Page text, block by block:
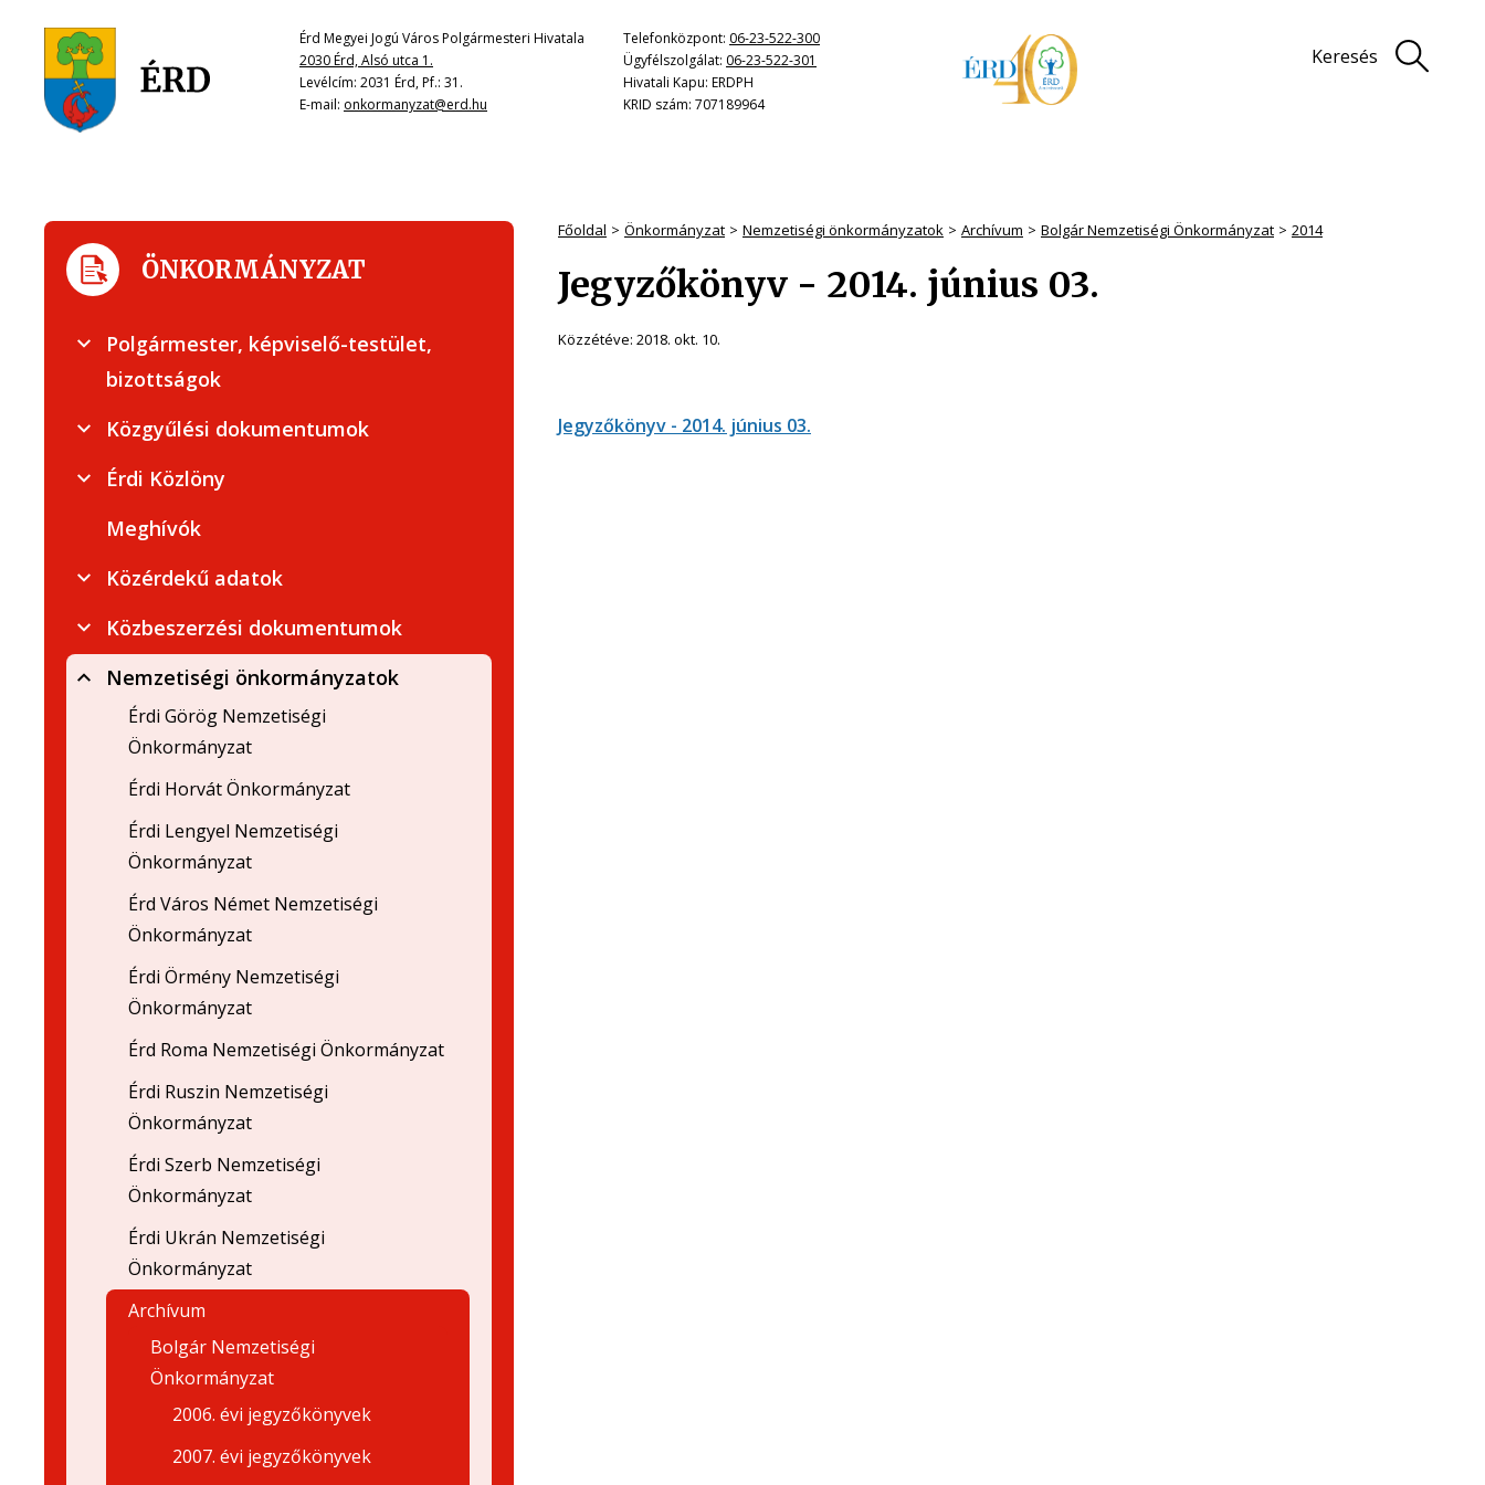
Érd Megyei Jogú Város Polgármesteri Hivatala
2030 Érd, Alsó utca 1.
Levélcím: 2031 Érd, Pf.: 31.
E-mail: onkormanyzat@erd.hu
Telefonközpont: 06-23-522-300
Ügyfélszolgálat: 06-23-522-301
Hivatali Kapu: ERDPH
KRID szám: 707189964
Keresés
Főoldal Önkormányzat Nemzetiségi önkormányzatok Archívum Bolgár Nemzetiségi Önkormányzat 2014
Jegyzőkönyv - 2014. június 03.
Közzétéve: 2018. okt. 10.
Jegyzőkönyv - 2014. június 03.
ÖNKORMÁNYZAT
Polgármester, képviselő-testület,
bizottságok
Közgyűlési dokumentumok
Érdi Közlöny
Meghívók
Közérdekű adatok
Közbeszerzési dokumentumok
Nemzetiségi önkormányzatok
Érdi Görög Nemzetiségi
Önkormányzat
Érdi Horvát Önkormányzat
Érdi Lengyel Nemzetiségi
Önkormányzat
Érd Város Német Nemzetiségi
Önkormányzat
Érdi Örmény Nemzetiségi
Önkormányzat
Érd Roma Nemzetiségi Önkormányzat
Érdi Ruszin Nemzetiségi
Önkormányzat
Érdi Szerb Nemzetiségi
Önkormányzat
Érdi Ukrán Nemzetiségi
Önkormányzat
Archívum
Bolgár Nemzetiségi
Önkormányzat
2006. évi jegyzőkönyvek
2007. évi jegyzőkönyvek